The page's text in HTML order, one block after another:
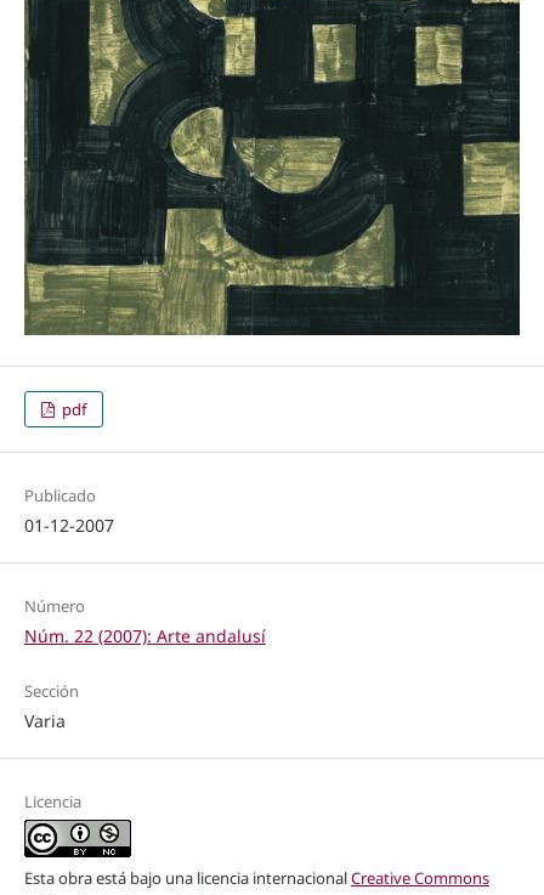
pdf
Publicado
01-12-2007
Número
Núm. 22 (2007): Arte andalusí
Sección
Varia
Licencia
Esta obra está bajo una licencia internacionalCreative Commons